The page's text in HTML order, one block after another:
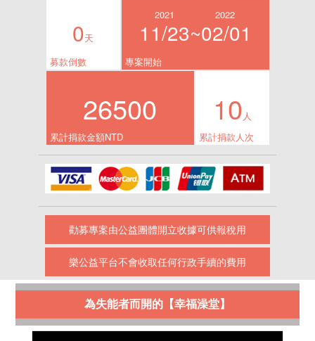
0天
募款倒數
2021
11/23~
2022
02/01
專案開始
26500
累計捐款金額NTD
10人
累計捐款人次
勸募專案由公益團體開立收據可供報稅用
樂公益平台不會收取任何行政手續的費用
為失能者而開的【幸福澡堂】